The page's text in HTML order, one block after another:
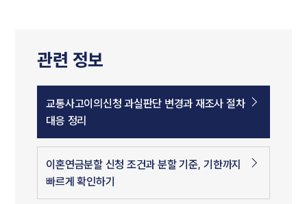
관련 정보
교통사고이의신청 과실판단 변경과 재조사 절차
대응 정리
이혼연금분할 신청 조건과 분할 기준, 기한까지
빠르게 확인하기